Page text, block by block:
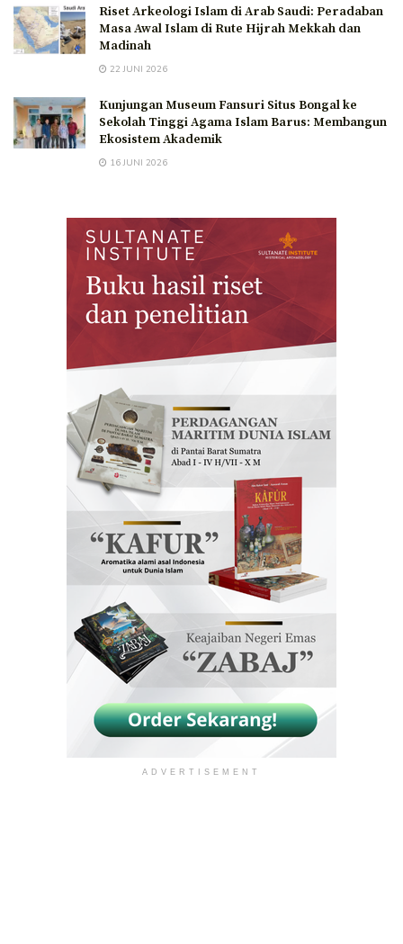
Riset Arkeologi Islam di Arab Saudi: Peradaban
Masa Awal Islam di Rute Hijrah Mekkah dan
Madinah
22 JUNI 2026
Kunjungan Museum Fansuri Situs Bongal ke
Sekolah Tinggi Agama Islam Barus: Membangun
Ekosistem Akademik
16 JUNI 2026
ADVERTISEMENT